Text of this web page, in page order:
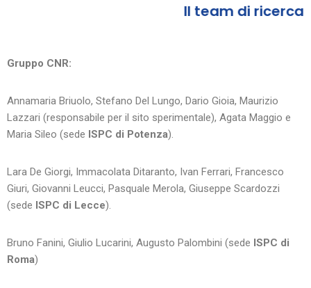
Il team di ricerca
Gruppo CNR:
Annamaria Briuolo, Stefano Del Lungo, Dario Gioia, Maurizio
Lazzari (responsabile per il sito sperimentale), Agata Maggio e
Maria Sileo (sede ISPC di Potenza).
Lara De Giorgi, Immacolata Ditaranto, Ivan Ferrari, Francesco
Giuri, Giovanni Leucci, Pasquale Merola, Giuseppe Scardozzi
(sede ISPC di Lecce).
Bruno Fanini, Giulio Lucarini, Augusto Palombini (sede ISPC di
Roma)